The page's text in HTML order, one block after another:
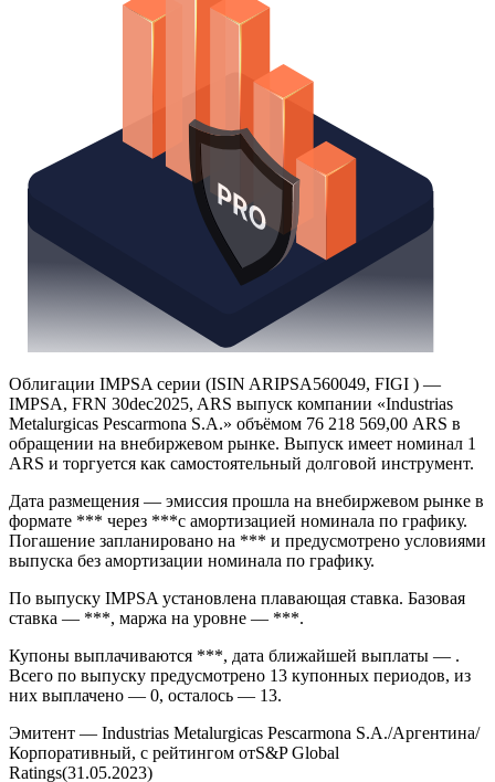
Облигации IMPSA серии (ISIN ARIPSA560049, FIGI ) —
IMPSA, FRN 30dec2025, ARS выпуск компании «Industrias
Metalurgicas Pescarmona S.A.» объёмом 76 218 569,00 ARS в
обращении на внебиржевом рынке. Выпуск имеет номинал 1
ARS и торгуется как самостоятельный долговой инструмент.
Дата размещения — эмиссия прошла на внебиржевом рынке в
формате *** через ***с амортизацией номинала по графику.
Погашение запланировано на *** и предусмотрено условиями
По выпуску IMPSA установлена плавающая ставка. Базовая
ставка — ***, маржа на уровне — ***.
Купоны выплачиваются ***, дата ближайшей выплаты — .
Всего по выпуску предусмотрено 13 купонных периодов, из
них выплачено — 0, осталось — 13.